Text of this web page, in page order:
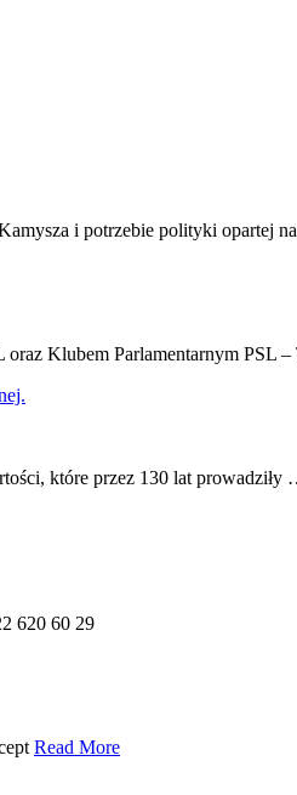
i potrzebie polityki opartej
oraz Klubem Parlamentarnym PSL
które przez 130 lat prowadziły
620 60 29
Read More